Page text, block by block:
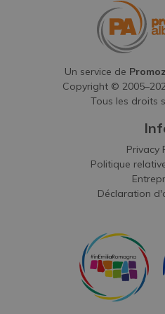
Un service de
Copyright © 2005–
Tous les droits
Privacy
Politique
Déclaration